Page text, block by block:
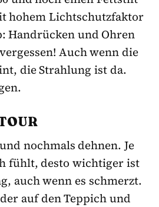
hohem Lichtschutzfaktor
Handrücken und Ohren
Auch wenn die
die Strahlung ist da.
nochmals dehnen. Je
fühlt, desto wichtiger ist
auch wenn es schmerzt.
auf den Teppich und